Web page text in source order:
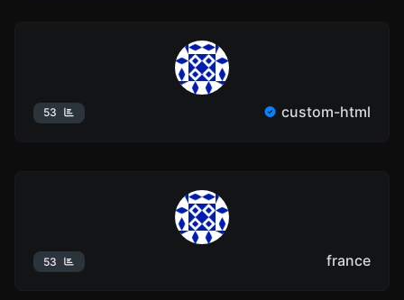
custom-html
france